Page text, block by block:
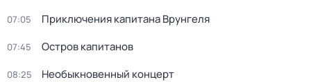
07:05 Приключения капитана Врунгеля
07:45 Остров капитанов
08:25 Необыкновенный концерт